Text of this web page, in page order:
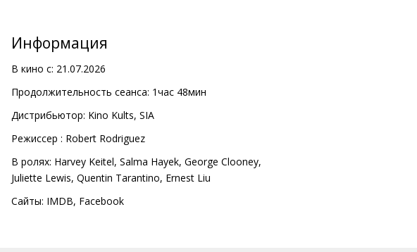
Информация
В кино с: 21.07.2026
Продолжительность сеанса: 1час 48мин
Дистрибьютор: Kino Kults, SIA
Pежиссер : Robert Rodriguez
В ролях: Harvey Keitel, Salma Hayek, George Clooney,
Juliette Lewis, Quentin Tarantino, Ernest Liu
Сайты: IMDB, Facebook